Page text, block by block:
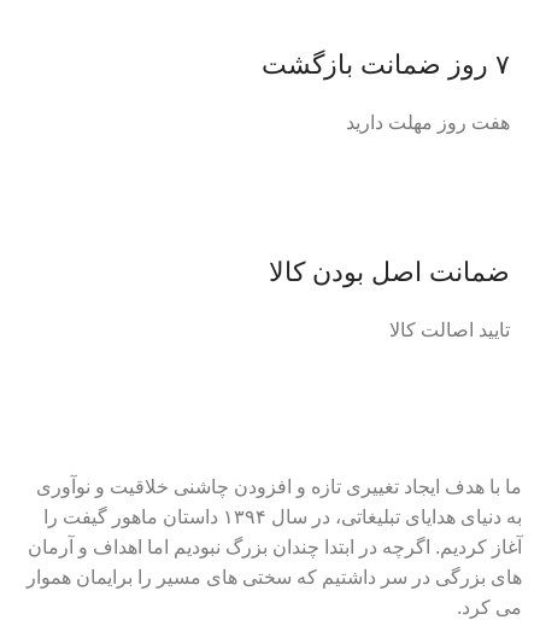
۷ روز ضمانت بازگشت
هفت روز مهلت دارید
ضمانت اصل‌ بودن کالا
تایید اصالت کالا
ما با هدف ایجاد تغییری تازه و افزودن چاشنی خلاقیت و نوآوری
به دنیای هدایای تبلیغاتی، در سال ۱۳۹۴ داستان ماهور گیفت را
آغاز کردیم. اگرچه در ابتدا چندان بزرگ نبودیم اما اهداف و آرمان
های بزرگی در سر داشتیم که سختی های مسیر را برایمان هموار
می کرد.